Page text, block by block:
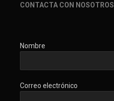
CONTACTA CON NOSOTROS
Nombre
Correo electrónico